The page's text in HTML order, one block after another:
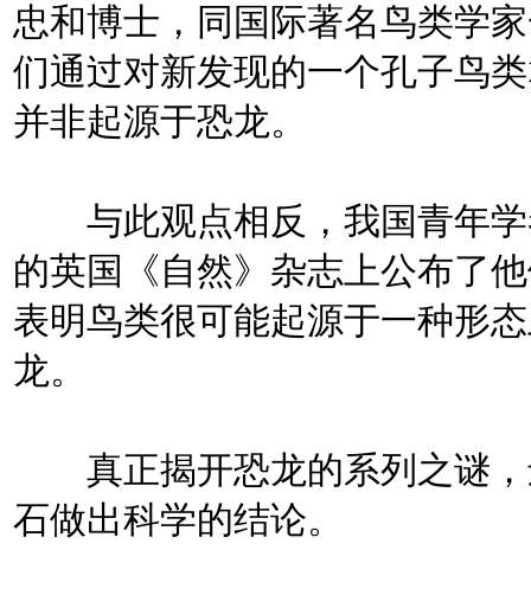
忠和博士，同国际著名鸟类学
们通过对新发现的一个孔子鸟
并非起源于恐龙。
与此观点相反，我国青年学
的英国《自然》杂志上公布了
表明鸟类很可能起源于一种形
龙。
真正揭开恐龙的系列之谜，
石做出科学的结论。